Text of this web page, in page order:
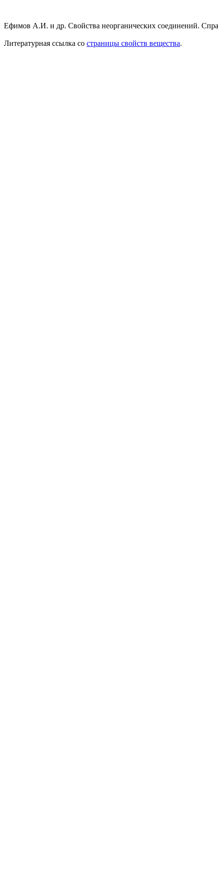
Ефимов А.И. и др. Свойства неорганических соединений.
Литературная ссылка со страницы свойств вещества.